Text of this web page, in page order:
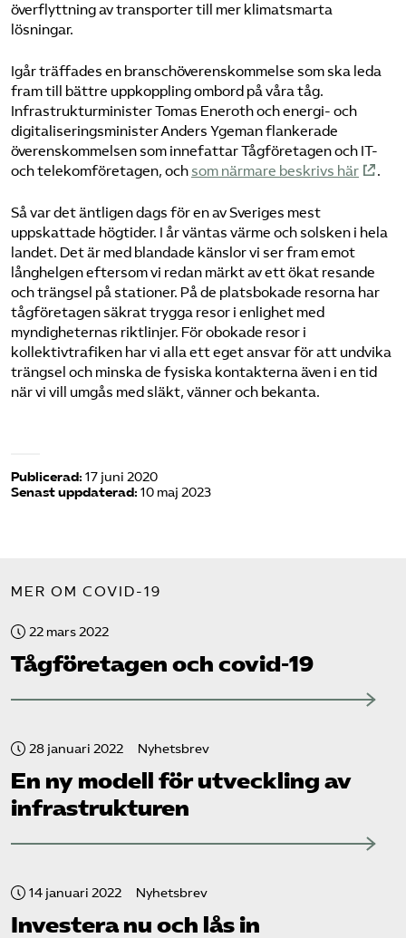
överflyttning av transporter till mer klimatsmarta
lösningar.
Igår träffades en branschöverenskommelse som ska leda
fram till bättre uppkoppling ombord på våra tåg.
Infrastrukturminister Tomas Eneroth och energi- och
digitaliseringsminister Anders Ygeman flankerade
överenskommelsen som innefattar Tågföretagen och IT-
och telekomföretagen, och som närmare beskrivs här .
Så var det äntligen dags för en av Sveriges mest
uppskattade högtider. I år väntas värme och solsken i hela
landet. Det är med blandade känslor vi ser fram emot
långhelgen eftersom vi redan märkt av ett ökat resande
och trängsel på stationer. På de platsbokade resorna har
tågföretagen säkrat trygga resor i enlighet med
myndigheternas riktlinjer. För obokade resor i
kollektivtrafiken har vi alla ett eget ansvar för att undvika
trängsel och minska de fysiska kontakterna även i en tid
när vi vill umgås med släkt, vänner och bekanta.
Publicerad: 17 juni 2020
Senast uppdaterad: 10 maj 2023
MER OM COVID-19
22 mars 2022
Tåg­företagen och covid-19
28 januari 2022 Nyhetsbrev
En ny modell för utveckling av
infrastrukturen
14 januari 2022 Nyhetsbrev
Investera nu och lås in